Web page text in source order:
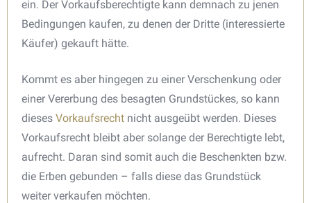
ein. Der Vorkaufsberechtigte kann demnach zu jenen
Bedingungen kaufen, zu denen der Dritte (interessierte
Käufer) gekauft hätte.
Kommt es aber hingegen zu einer Verschenkung oder
einer Vererbung des besagten Grundstückes, so kann
dieses Vorkaufsrecht nicht ausgeübt werden. Dieses
Vorkaufsrecht bleibt aber solange der Berechtigte lebt,
aufrecht. Daran sind somit auch die Beschenkten bzw.
die Erben gebunden – falls diese das Grundstück
weiter verkaufen möchten.